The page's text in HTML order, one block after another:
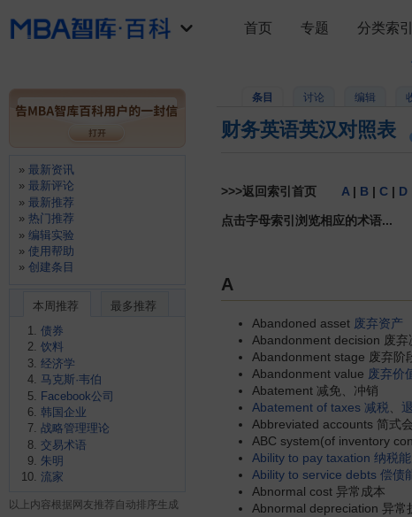
条目 讨论 编辑
财务英语英汉对照表
>>>返回索引首页 A | B | C | D
点击字母索引浏览相应的术语...
A
Abandoned asset 废弃资产
Abandonment decision 废弃
Abandonment stage 废弃阶
Abandonment value 废弃价
Abatement 减免、冲销
Abatement of taxes 减税、
Abbreviated accounts 简式
ABC system(of inventory
Ability to pay taxation 纳税
Ability to service debts 偿债
Abnormal cost 异常成本
Abnormal depreciation 异常
首页 专题 分类索引
最新资讯
最新评论
最新推荐
热门推荐
编辑实验
使用帮助
创建条目
本周推荐
最多推荐
债券
饮料
经济学
马克斯·韦伯
Facebook公司
韩国企业
战略管理理论
交易术语
朱明
流家
以上内容根据网友推荐自动排序生成